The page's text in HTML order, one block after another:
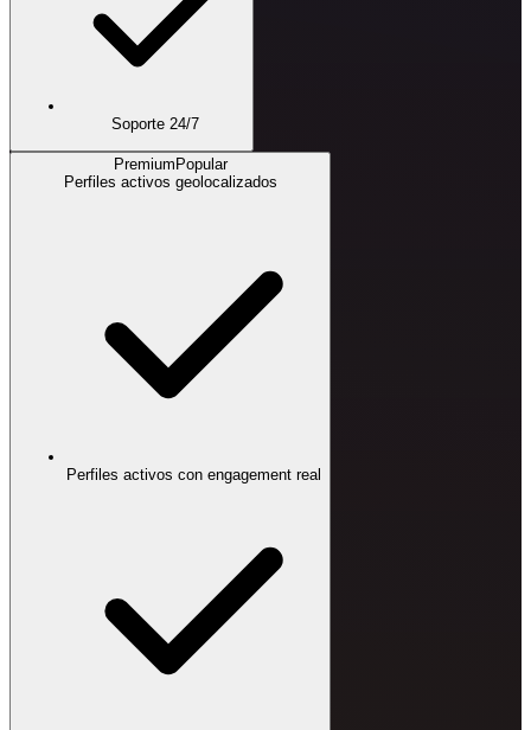
Soporte 24/7
Premium Popular
Perfiles activos geolocalizados
Perfiles activos con engagement real